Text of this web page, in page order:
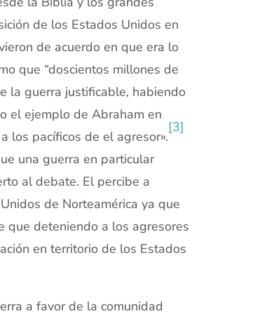
de los Estados Unidos en
de acuerdo en que era lo
que “doscientos millones de
la guerra justificable, habiendo
el ejemplo de Abraham en
los pacíficos de el agresor».
[3]
una guerra en particular
al debate. El percibe a
de Norteamérica ya que
que deteniendo a los agresores
en territorio de los Estados
a favor de la comunidad